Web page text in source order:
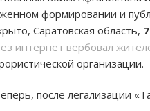
формировании и
Саратовская область,
интернет вербовал
организации.
после легализации